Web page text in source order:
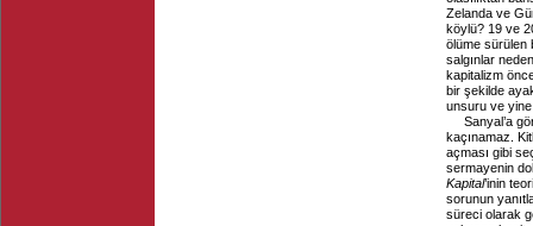
Zelanda ve
köylü? 19 ve
ölüme sürülen
salgınlar
kapitalizm
bir şekilde
unsuru ve yine
Sanyal’a
kaçınamaz.
açması gibi
sermayenin
Kapital’inin
sorunun
süreci olarak